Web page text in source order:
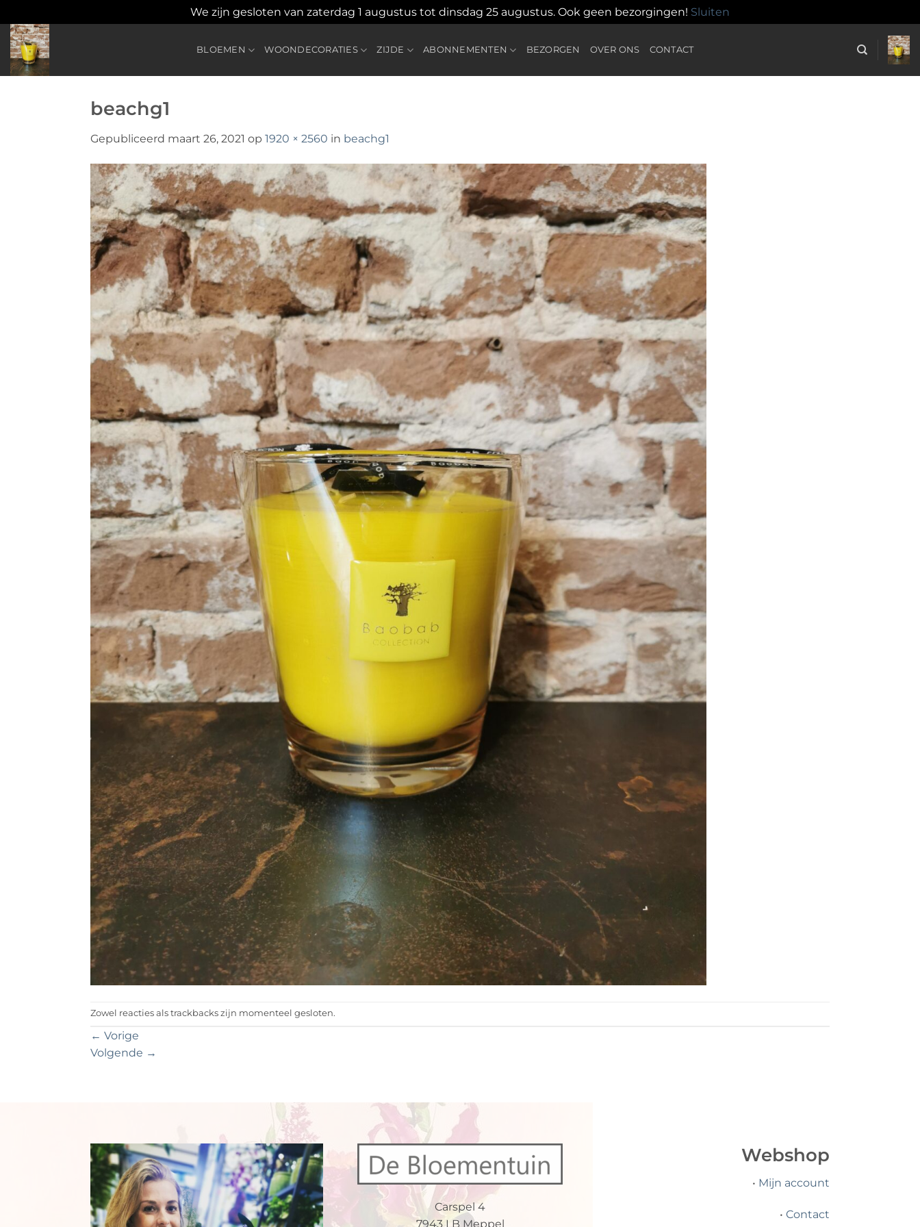
We zijn gesloten van zaterdag 1 augustus tot dinsdag 25 augustus. Ook geen bezorgingen! Sluiten
Ga
naar
inhoud
BLOEMEN WOONDECORATIES ZIJDE ABONNEMENTEN BEZORGEN OVER ONS CONTACT
beachg1
Gepubliceerd maart 26, 2021 op 1920 × 2560 in beachg1
Zowel reacties als trackbacks zijn momenteel gesloten.
← Vorige
Volgende →
Carspel 4
7943 LB Meppel
Webshop
• Mijn account
• Contact